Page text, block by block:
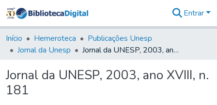
&
Coleções
Tudo na
Digital
Entrar
Início Hemeroteca
Publicações Unesp
Jornal da Unesp
Jornal da UNESP, 2003, ano XVIII, n. 181
Jornal da UNESP, 2003, ano XVIII, n.
181